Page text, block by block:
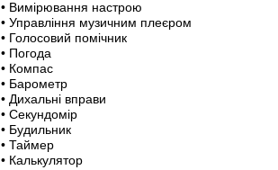
• Вимірювання настрою
• Управління музичним плеєром
• Голосовий помічник
• Погода
• Компас
• Барометр
• Дихальні вправи
• Секундомір
• Будильник
• Таймер
• Калькулятор